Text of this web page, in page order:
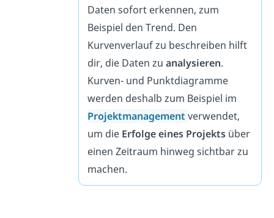
Daten sofort erkennen, zum
Beispiel den Trend. Den
Kurvenverlauf zu beschreiben hilft
dir, die Daten zu analysieren.
Kurven- und Punktdiagramme
werden deshalb zum Beispiel im
Projektmanagement verwendet,
um die Erfolge eines Projektsüber
einen Zeitraum hinweg sichtbar zu
machen.